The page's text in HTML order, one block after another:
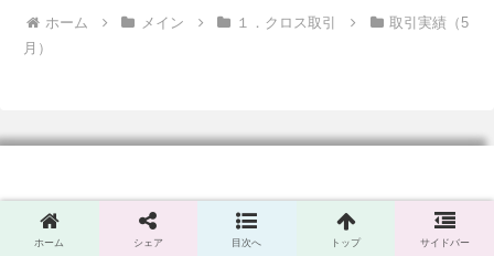
ホーム メイン １．クロス取引
取引実績（5
月）
ホーム シェア 目次へ トップ サイドバー